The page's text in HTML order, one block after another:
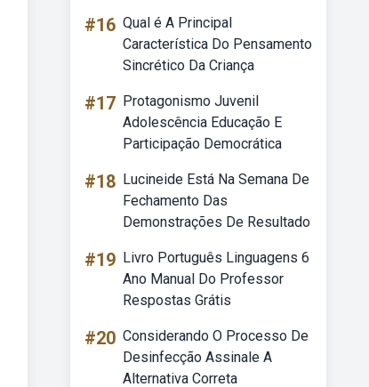
#16 Qual é A Principal
Característica Do Pensamento
Sincrético Da Criança
#17 Protagonismo Juvenil
Adolescência Educação E
Participação Democrática
#18 Lucineide Está Na Semana De
Fechamento Das
Demonstrações De Resultado
#19 Livro Português Linguagens 6
Ano Manual Do Professor
Respostas Grátis
#20 Considerando O Processo De
Desinfecção Assinale A
Alternativa Correta